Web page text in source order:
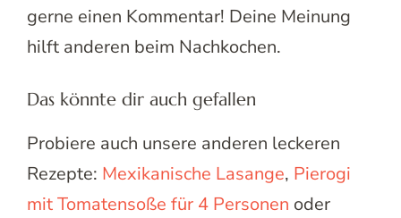
gerne einen Kommentar! Deine Meinung
hilft anderen beim Nachkochen.
Das könnte dir auch gefallen
Probiere auch unsere anderen leckeren
Rezepte: Mexikanische Lasange, Pierogi
mit Tomatensoße für 4 Personen oder